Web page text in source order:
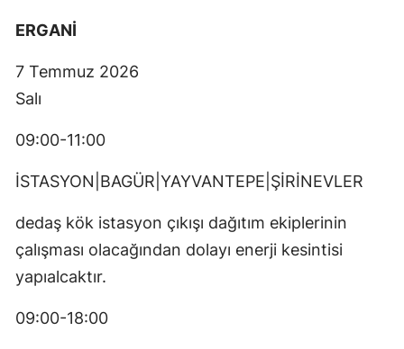
ERGANİ
7 Temmuz 2026
Salı
09:00-11:00
İSTASYON|BAGÜR|YAYVANTEPE|ŞİRİNEVLER
dedaş kök istasyon çıkışı dağıtım ekiplerinin
çalışması olacağından dolayı enerji kesintisi
yapıalcaktır.
09:00-18:00